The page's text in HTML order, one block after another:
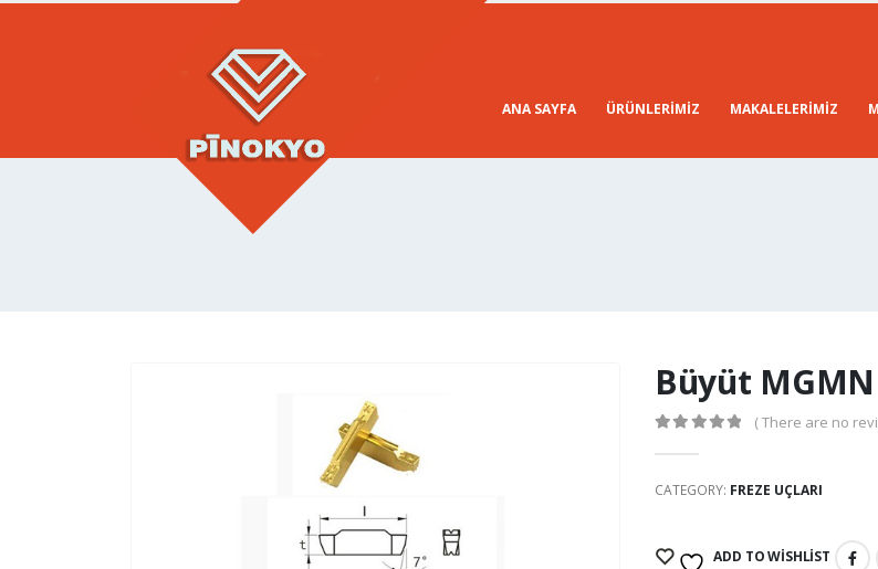
ANA SAYFA ÜRÜNLERIMIZ MAKALELERIMIZ
Büyüt MGMN
( There are no
CATEGORY: FREZE UÇLARI
ADD TO WISHLIST